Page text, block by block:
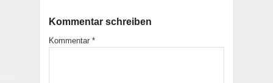
Kommentar schreiben
Kommentar *